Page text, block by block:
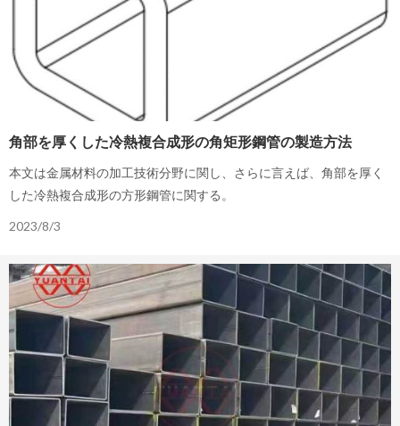
角部を厚くした冷熱複合成形の角矩形鋼管の製造方法
本文は金属材料の加工技術分野に関し、さらに言えば、角部を厚く
した冷熱複合成形の方形鋼管に関する。
2023/8/3